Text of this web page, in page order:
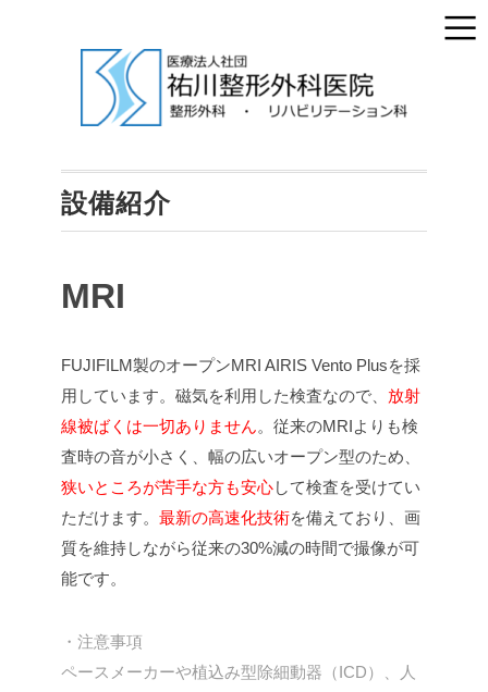
設備紹介
MRI
FUJIFILM製のオープンMRI AIRIS Vento Plusを採
用しています。磁気を利用した検査なので、 放射
線被ばくは一切ありません。従来のMRIよりも検
査時の音が小さく、幅の広いオープン型のため、
狭いところが苦手な方も安心して検査を受けてい
ただけます。 最新の高速化技術を備えており、画
質を維持しながら従来の30%減の時間で撮像が可
能です。
・注意事項
ペースメーカーや植込み型除細動器（ICD）、人